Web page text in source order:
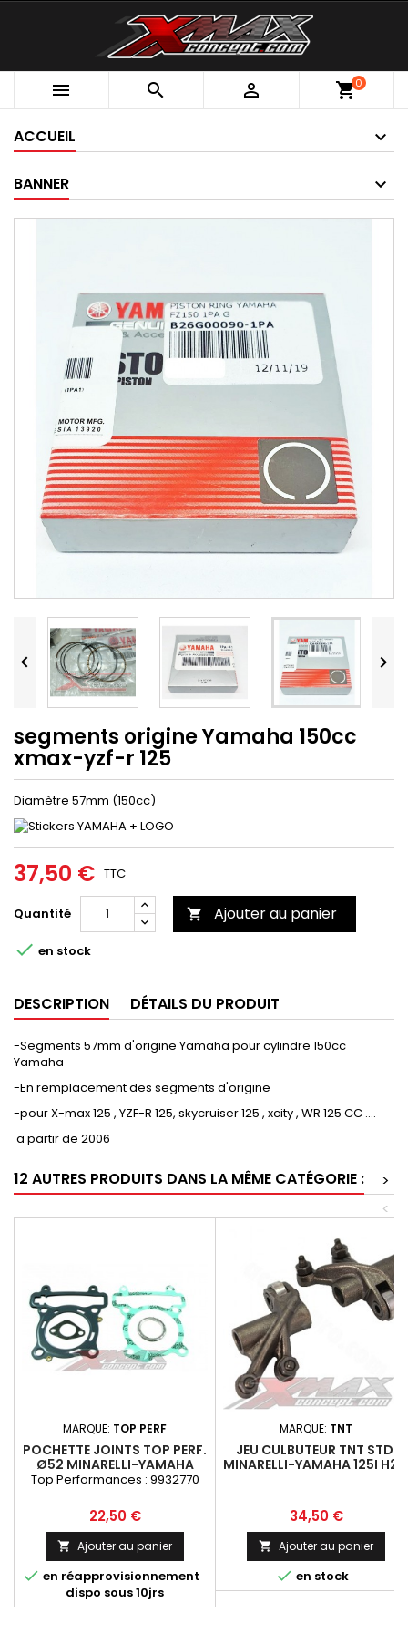
   shopping_cart0
ACCUEIL
BANNER
 
segments origine Yamaha 150cc
xmax-yzf-r 125
Diamètre 57mm (150cc)
37,50 € TTC
Quantité  Ajouter au panier
 en stock
DESCRIPTION DÉTAILS DU PRODUIT
-Segments 57mm d'origine Yamaha pour cylindre 150cc
Yamaha
-En remplacement des segments d'origine
-pour X-max 125 , YZF-R 125, skycruiser 125 , xcity , WR 125 CC ....
a partir de 2006
12 AUTRES PRODUITS DANS LA MÊME CATÉGORIE :
>
<
MARQUE: TOP PERF
POCHETTE JOINTS TOP PERF.
Ø52 MINARELLI-YAMAHA
XMAX125 06-20
Top Performances : 9932770
Prix
22,50 €
 Ajouter au panier
 en réapprovisionnement
dispo sous 10jrs
MARQUE: TNT
JEU CULBUTEUR TNT STD.
MINARELLI-YAMAHA 125I H2O
Prix
34,50 €
 Ajouter au panier
 en stock